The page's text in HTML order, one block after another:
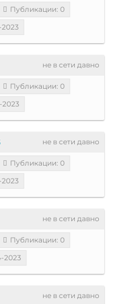
Публикации: 0
не в сети давно
Публикации: 0
2023
не в сети давно
Публикации: 0
не в сети давно
Публикации: 0
2023
не в сети давно